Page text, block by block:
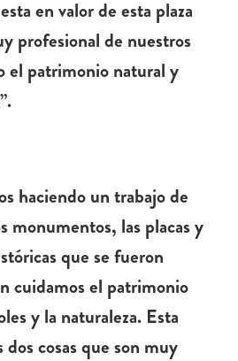
en valor de esta plaza
profesional de nuestros
el patrimonio natural y
haciendo un trabajo de
monumentos, las placas y
que se fueron
cuidamos el patrimonio
y la naturaleza. Esta
dos cosas que son muy